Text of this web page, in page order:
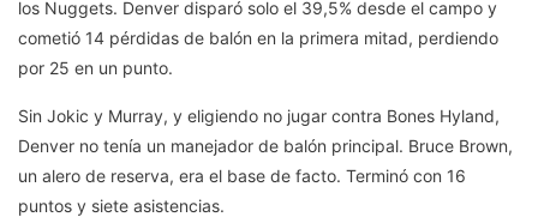
los Nuggets. Denver disparó solo el 39,5% desde el campo y
cometió 14 pérdidas de balón en la primera mitad, perdiendo
por 25 en un punto.
Sin Jokic y Murray, y eligiendo no jugar contra Bones Hyland,
Denver no tenía un manejador de balón principal. Bruce Brown,
un alero de reserva, era el base de facto. Terminó con 16
puntos y siete asistencias.